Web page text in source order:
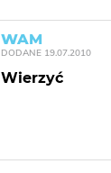
WAM
DODANE 19.07.2010
Wierzyć